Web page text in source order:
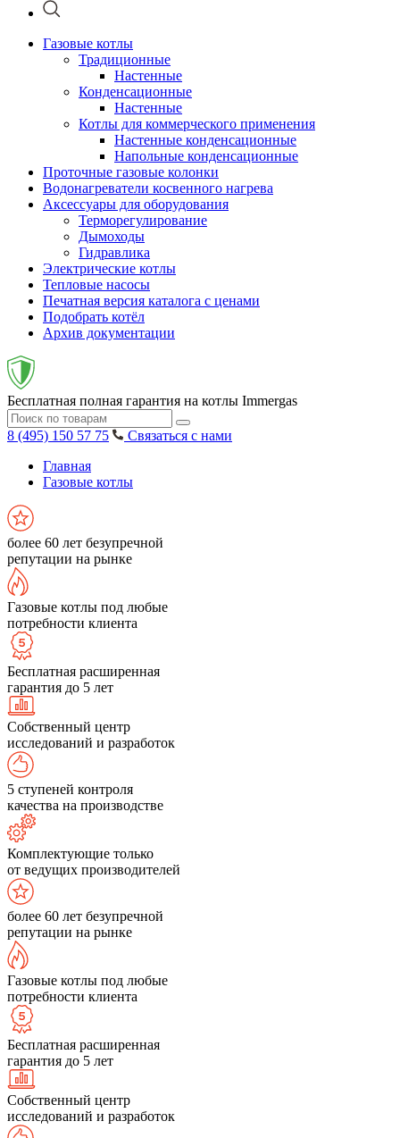
Газовые котлы
Традиционные
Настенные
Конденсационные
Настенные
Котлы для коммерческого применения
Настенные конденсационные
Напольные конденсационные
Проточные газовые колонки
Водонагреватели косвенного нагрева
Аксессуары для оборудования
Терморегулирование
Дымоходы
Гидравлика
Электрические котлы
Тепловые насосы
Печатная версия каталога с ценами
Подобрать котёл
Архив документации
Бесплатная полная гарантия на котлы Immergas
8 (495) 150 57 75
Связаться с нами
Главная
Газовые котлы
более 60 лет безупречной
репутации на рынке
Газовые котлы под любые
потребности клиента
Бесплатная расширенная
гарантия до 5 лет
Собственный центр
исследований и разработок
5 ступеней контроля
качества на производстве
Комплектующие только
от ведущих производителей
более 60 лет безупречной
репутации на рынке
Газовые котлы под любые
потребности клиента
Бесплатная расширенная
гарантия до 5 лет
Собственный центр
исследований и разработок